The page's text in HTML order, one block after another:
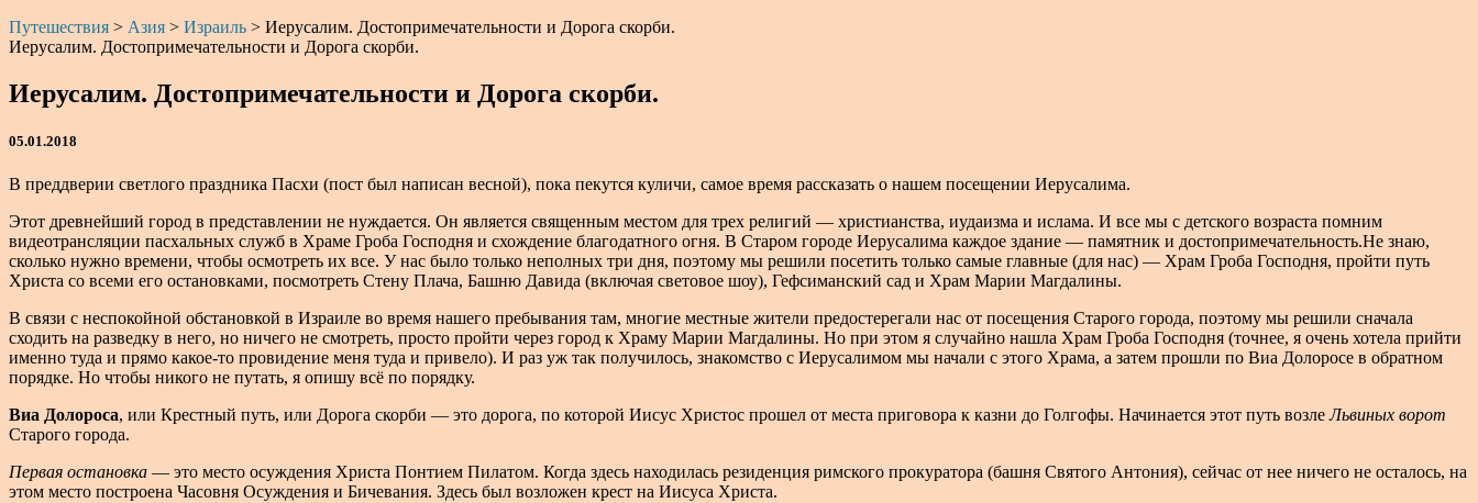
Путешествия > Азия > Израиль > Иерусалим. Достопримечательности и Дорога скорби.
Иерусалим. Достопримечательности и Дорога скорби.
Иерусалим. Достопримечательности и Дорога скорби.
05.01.2018
В преддверии светлого праздника Пасхи (пост был написан весной), пока пекутся куличи, самое время рассказать о нашем посещении Иерусалима.
Этот древнейший город в представлении не нуждается. Он является священным местом для трех религий — христианства, иудаизма и ислама. И все мы с детского возраста помним
видеотрансляции пасхальных служб в Храме Гроба Господня и схождение благодатного огня. В Старом городе Иерусалима каждое здание — памятник и достопримечательность.Не знаю,
сколько нужно времени, чтобы осмотреть их все. У нас было только неполных три дня, поэтому мы решили посетить только самые главные (для нас) — Храм Гроба Господня, пройти путь
Христа со всеми его остановками, посмотреть Стену Плача, Башню Давида (включая световое шоу), Гефсиманский сад и Храм Марии Магдалины.
В связи с неспокойной обстановкой в Израиле во время нашего пребывания там, многие местные жители предостерегали нас от посещения Старого города, поэтому мы решили сначала
сходить на разведку в него, но ничего не смотреть, просто пройти через город к Храму Марии Магдалины. Но при этом я случайно нашла Храм Гроба Господня (точнее, я очень хотела прийти
именно туда и прямо какое-то провидение меня туда и привело). И раз уж так получилось, знакомство с Иерусалимом мы начали с этого Храма, а затем прошли по Виа Долоросе в обратном
порядке. Но чтобы никого не путать, я опишу всё по порядку.
Виа Долороса, или Крестный путь, или Дорога скорби — это дорога, по которой Иисус Христос прошел от места приговора к казни до Голгофы. Начинается этот путь возлеЛьвиных ворот
Старого города.
Первая остановка — это место осуждения Христа Понтием Пилатом. Когда здесь находилась резиденция римского прокуратора (башня Святого Антония), сейчас от нее ничего не осталось, на
этом место построена Часовня Осуждения и Бичевания. Здесь был возложен крест на Иисуса Христа.